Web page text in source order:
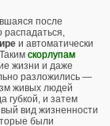
после
распадаться,
и автоматически
скорлупам
жизни и даже
разложились —
живых людей
губкой, и затем
вид жизненности
были